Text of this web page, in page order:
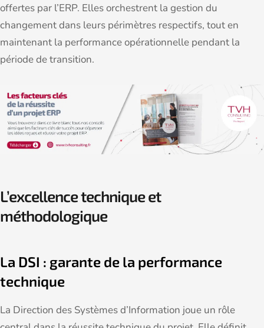
offertes par l’ERP. Elles orchestrent la gestion du
changement dans leurs périmètres respectifs, tout en
maintenant la performance opérationnelle pendant la
période de transition.
L’excellence technique et
méthodologique
La DSI : garante de la performance
technique
La Direction des Systèmes d’Information joue un rôle